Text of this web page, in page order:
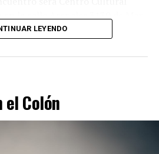
baile familiar, con gran servicio
o reservas escribir ll what
LEYENDO
el Colón